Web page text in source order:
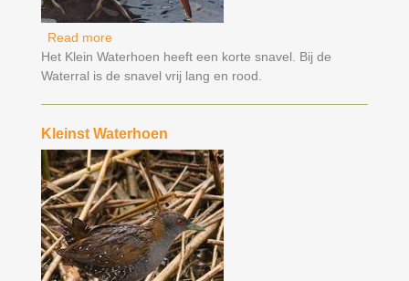
Read moreabout Waterral
Het Klein Waterhoen heeft een korte snavel. Bij de
Waterral is de snavel vrij lang en rood.
Kleinst Waterhoen